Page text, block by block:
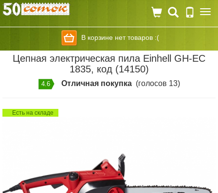
В корзине нет товаров :(
Цепная электрическая пила Einhell GH-EC
1835, код (14150)
4.6 Отличная покупка(голосов 13)
Есть на складе